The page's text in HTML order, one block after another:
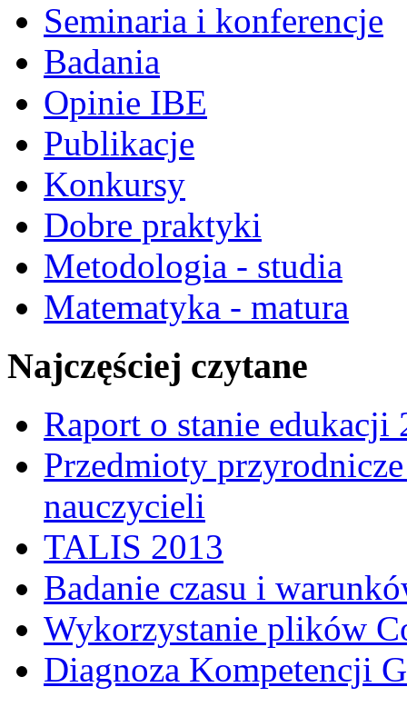
Seminaria i konferencje
Badania
Opinie IBE
Publikacje
Konkursy
Dobre praktyki
Metodologia - studia
Matematyka - matura
Najczęściej czytane
Raport o stanie edukacji
Przedmioty
nauczycieli
TALIS 2013
Badanie czasu i
Wykorzystanie plików
Diagnoza Kompetencji